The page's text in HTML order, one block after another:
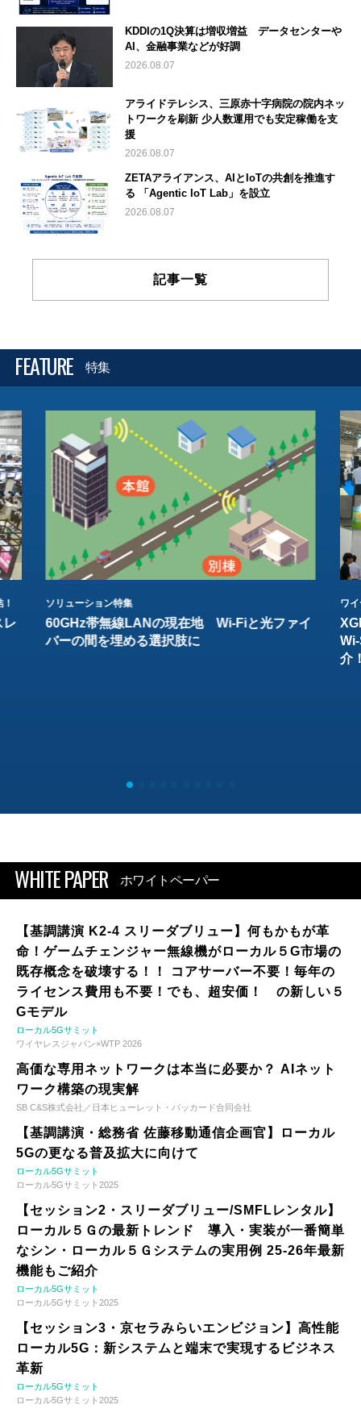
KDDIの1Q決算は増収増益 データセンターや
AI、金融事業などが好調
2026.08.07
アライドテレシス、三原赤十字病院の院内ネッ
トワークを刷新 少人数運用でも安定稼働を支
援
2026.08.07
ZETAアライアンス、AIとIoTの共創を推進す
る 「Agentic IoT Lab」を設立
2026.08.07
記事一覧
FEATURE 特集
レ
ソリューション特集
60GHz帯無線LANの現在地 Wi-Fiと光ファイ
バーの間を埋める選択肢に
ワ
介
WHITE PAPER ホワイトペーパー
【基調講演 K2-4 スリーダブリュー】何もかもが革
命！ゲームチェンジャー無線機がローカル５G市場の
既存概念を破壊する！！ コアサーバー不要！毎年の
ライセンス費用も不要！でも、超安価！ の新しい５
Gモデル
ローカル5Gサミット
ワイヤレスジャパン×WTP 2026
高価な専用ネットワークは本当に必要か？ AIネット
ワーク構築の現実解
SB C&S株式会社／日本ヒューレット・パッカード合同会社
【基調講演・総務省 佐藤移動通信企画官】ローカル
5Gの更なる普及拡大に向けて
ローカル5Gサミット
ローカル5Gサミット2025
【セッション2・スリーダブリュー/SMFLレンタル】
ローカル５Ｇの最新トレンド 導入・実装が一番簡単
なシン・ローカル５Ｇシステムの実用例 25-26年最新
機能もご紹介
ローカル5Gサミット
ローカル5Gサミット2025
【セッション3・京セラみらいエンビジョン】高性能
ローカル5G：新システムと端末で実現するビジネス
革新
ローカル5Gサミット
ローカル5Gサミット2025